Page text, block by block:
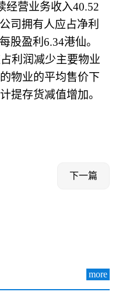
经营业务收入40.52
司拥有人应占净利
股盈利6.34港仙。
利润减少主要物业
物业的平均售价下
提存货减值增加。
下一篇
more